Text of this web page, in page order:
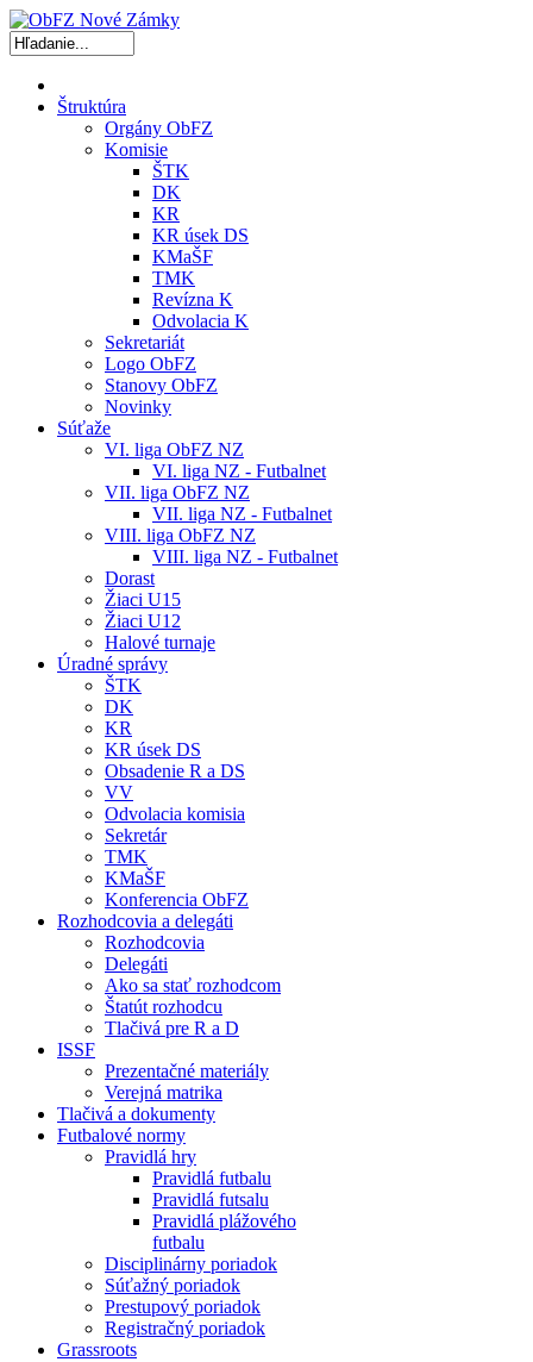
Štruktúra
Orgány ObFZ
Komisie
ŠTK
DK
KR
KR úsek DS
KMaŠF
TMK
Revízna K
Odvolacia K
Sekretariát
Logo ObFZ
Stanovy ObFZ
Novinky
Súťaže
VI. liga ObFZ NZ
VI. liga NZ - Futbalnet
VII. liga ObFZ NZ
VII. liga NZ - Futbalnet
VIII. liga ObFZ NZ
VIII. liga NZ - Futbalnet
Dorast
Žiaci U15
Žiaci U12
Halové turnaje
Úradné správy
ŠTK
DK
KR
KR úsek DS
Obsadenie R a DS
VV
Odvolacia komisia
Sekretár
TMK
KMaŠF
Konferencia ObFZ
Rozhodcovia a delegáti
Rozhodcovia
Delegáti
Ako sa stať rozhodcom
Štatút rozhodcu
Tlačivá pre R a D
ISSF
Prezentačné materiály
Verejná matrika
Tlačivá a dokumenty
Futbalové normy
Pravidlá hry
Pravidlá futbalu
Pravidlá futsalu
Pravidlá plážového
futbalu
Disciplinárny poriadok
Súťažný poriadok
Prestupový poriadok
Registračný poriadok
Grassroots